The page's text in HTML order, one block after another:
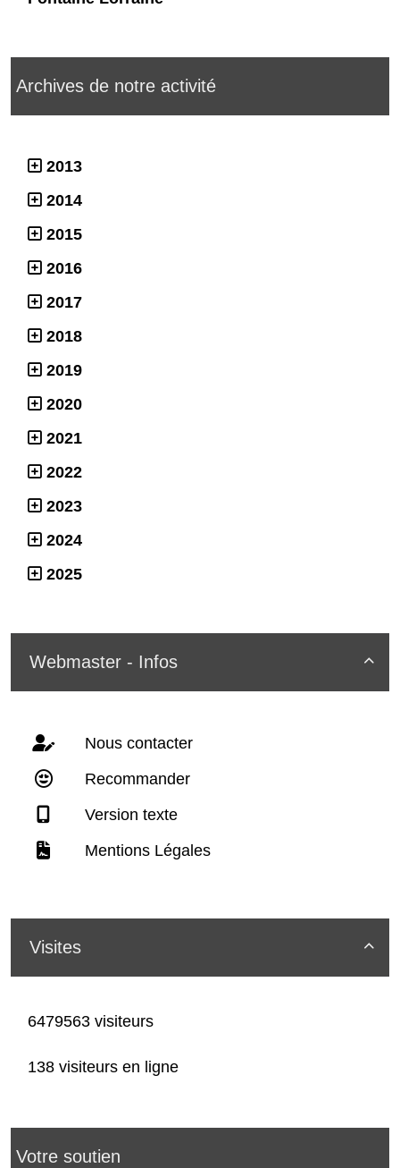
Archives de notre activité
2013
2014
2015
2016
2017
2018
2019
2020
2021
2022
2023
2024
2025

Webmaster - Infos
Nous contacter
Recommander
Version texte
Mentions Légales

Visites
6479563 visiteurs
138 visiteurs en ligne
Votre soutien